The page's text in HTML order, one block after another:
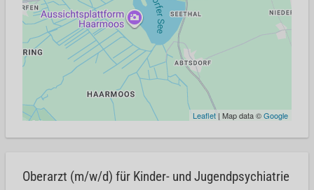
Leaflet | Map data ©Google
Oberarzt (m/w/d) für Kinder- und Jugendpsychiatrie